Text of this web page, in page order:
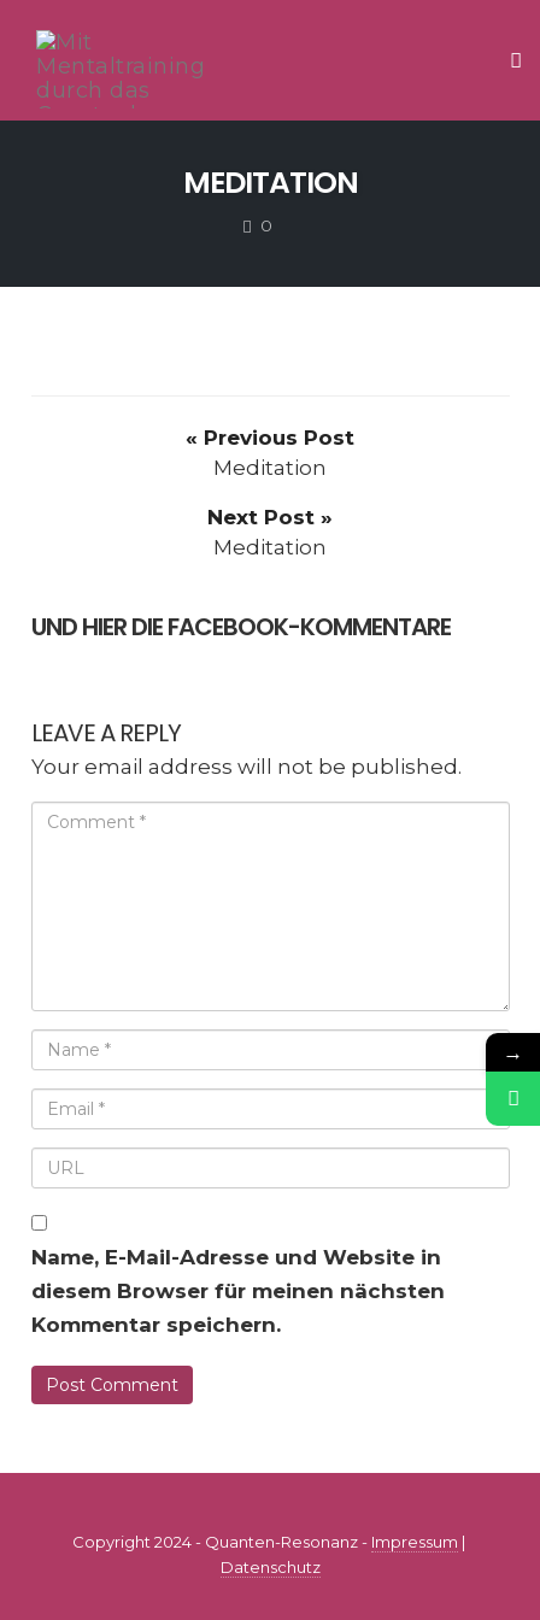
MEDITATION
0
« Previous Post
Meditation
Next Post »
Meditation
UND HIER DIE FACEBOOK-KOMMENTARE
LEAVE A REPLY
Your email address will not be published.
Name, E-Mail-Adresse und Website in
diesem Browser für meinen nächsten
Kommentar speichern.
Copyright 2024 - Quanten-Resonanz - Impressum |
Datenschutz
→